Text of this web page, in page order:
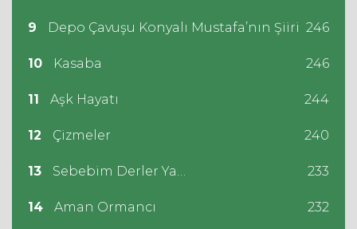
9 Depo Çavuşu Konyalı Mustafa’nın Şiiri 246
10 Kasaba 246
11 Aşk Hayatı 244
12 Çizmeler 240
13 Sebebim Derler Ya… 233
14 Aman Ormancı 232